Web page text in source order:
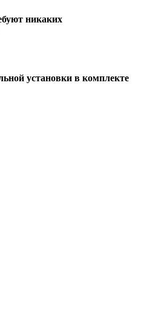
никаких
установки в комплекте